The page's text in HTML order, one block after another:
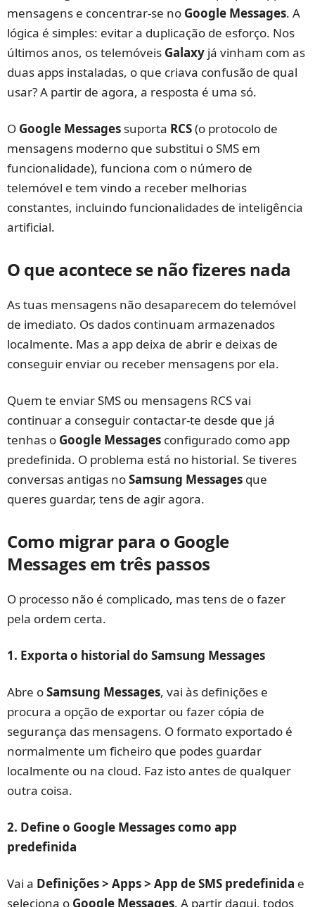
mensagens e concentrar-se no Google Messages. A
lógica é simples: evitar a duplicação de esforço. Nos
últimos anos, os telemóveis Galaxy já vinham com as
duas apps instaladas, o que criava confusão de qual
usar? A partir de agora, a resposta é uma só.
O Google Messages suporta RCS(o protocolo de
mensagens moderno que substitui o SMS em
funcionalidade), funciona com o número de
telemóvel e tem vindo a receber melhorias
constantes, incluindo funcionalidades de inteligência
artificial.
O que acontece se não fizeres nada
As tuas mensagens não desaparecem do telemóvel
de imediato. Os dados continuam armazenados
localmente. Mas a app deixa de abrir e deixas de
conseguir enviar ou receber mensagens por ela.
Quem te enviar SMS ou mensagens RCS vai
continuar a conseguir contactar-te desde que já
tenhas o Google Messages configurado como app
predefinida. O problema está no historial. Se tiveres
conversas antigas noSamsung Messages que
queres guardar, tens de agir agora.
Como migrar para o Google
Messages em três passos
O processo não é complicado, mas tens de o fazer
pela ordem certa.
1. Exporta o historial do Samsung Messages
Abre oSamsung Messages, vai às definições e
procura a opção de exportar ou fazer cópia de
segurança das mensagens. O formato exportado é
normalmente um ficheiro que podes guardar
localmente ou na cloud. Faz isto antes de qualquer
outra coisa.
2. Define o Google Messages como app
predefinida
Vai a Definições > Apps > App de SMS predefinida e
seleciona o Google Messages. A partir daqui, todos